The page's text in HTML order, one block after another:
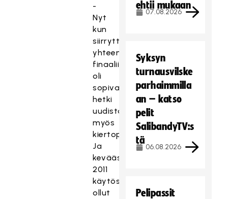
-
Nyt
kun
siirryttiin
yhteen
finaaliin,
oli
sopiva
hetki
uudistaa
myös
kiertopalkinto.
Ja
keväästä
2011
käytössä
ollut
ehtii mukaan
07.08.2026
Syksyn
turnausvilske
parhaimmilla
an – katso
pelit
SalibandyTV:s
tä
06.08.2026
Pelipassit